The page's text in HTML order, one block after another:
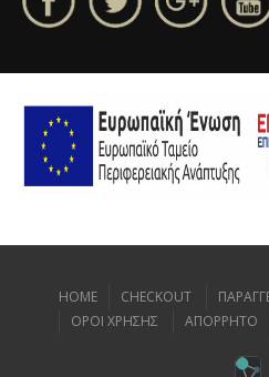
Ο ιστοχώρος μας κάνει χρήση
HOME CHECKOUT
ΟΡΟΙ ΧΡΗΣΗΣ
ΑΠΟΡΡΗΤΟ